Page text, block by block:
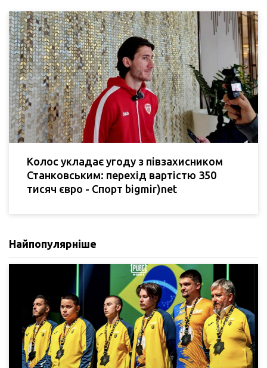
Колос укладає угоду з півзахисником
Станковським: перехід вартістю 350
тисяч євро - Спорт bigmir)net
Найпопулярніше